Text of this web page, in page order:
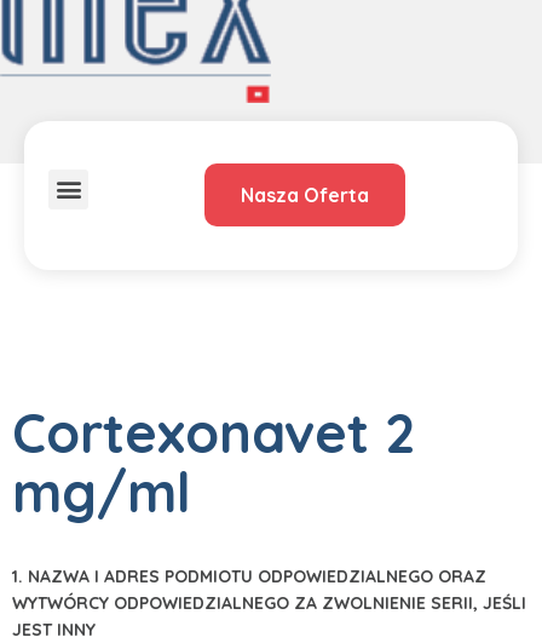
Nasza Oferta
Cortexonavet 2
mg/ml
1. NAZWA I ADRES PODMIOTU ODPOWIEDZIALNEGO ORAZ
WYTWÓRCY ODPOWIEDZIALNEGO ZA ZWOLNIENIE SERII, JEŚLI
JEST INNY